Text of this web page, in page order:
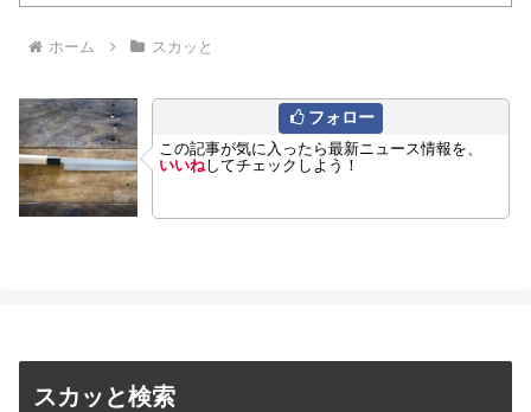
ホーム スカッと
フォロー
この記事が気に入ったら最新ニュース情報を、
いいねしてチェックしよう！
スカッと検索